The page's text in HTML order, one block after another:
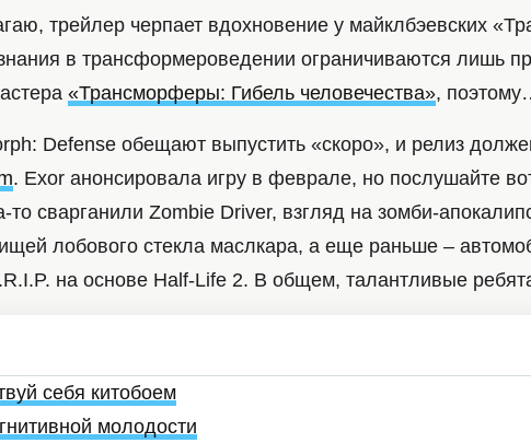
трейлер черпает вдохновение у майклбэевских
в трансформероведении ограничиваются лишь
«Трансморферы: Гибель человечества»,
Defense обещают выпустить «скоро», и релиз
. Exor анонсировала игру в феврале, но послушайте
то сварганили Zombie Driver, взгляд на зомби-
лобового стекла маслкара, а еще раньше –
на основе Half-Life 2. В общем, талантливые
себя китобоем
молодости